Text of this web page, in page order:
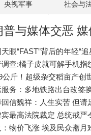
央视军事 社会与
普与媒体交恶
眼“FAST”背后的年轻“追
查:橘子皮就可解手机指
公斤！超级杂交稻亩产创
务：多地铁路出台改签
信魏祥：人生实苦 但请
最高法院裁定 总统戒严
物价飞涨 埃及民众斋月